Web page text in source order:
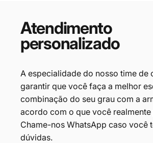
Atendimento
personalizado
A especialidade do nosso time de
garantir que você faça a melhor
combinação do seu grau com a
acordo com o que você realmente
Chame-nos WhatsApp caso você
dúvidas.